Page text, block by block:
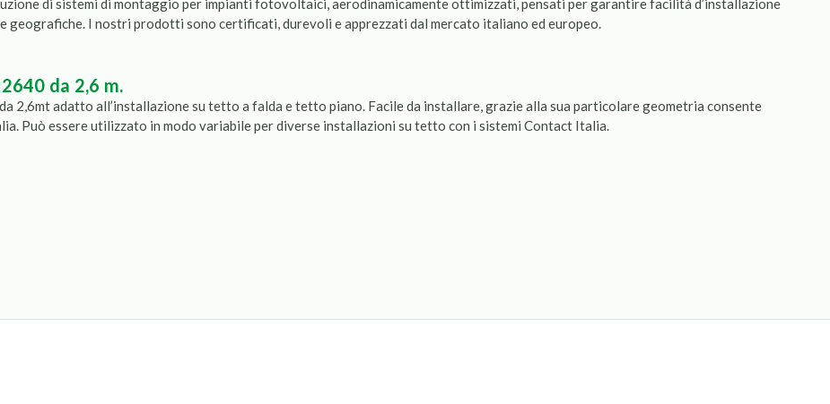
di sistemi di montaggio per impianti fotovoltaici, aerodinamicamente ottimizzati, pensati per garantire facilità d’installazione
geografiche. I nostri prodotti sono certificati, durevoli e apprezzati dal mercato italiano ed europeo.
da 2,6 m.
2,6mt adatto all’installazione su tetto a falda e tetto piano. Facile da installare, grazie alla sua particolare geometria consente
Può essere utilizzato in modo variabile per diverse installazioni su tetto con i sistemi Contact Italia.